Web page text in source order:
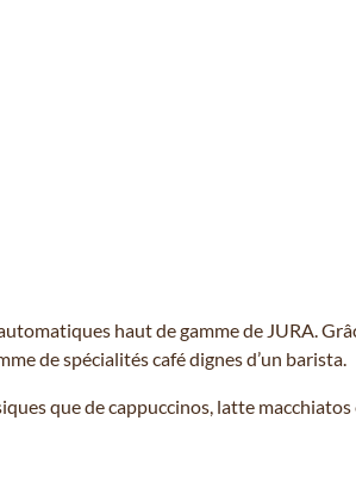
haut de gamme de JURA.
de spécialités café dignes d’un barista.
que de cappuccinos, latte